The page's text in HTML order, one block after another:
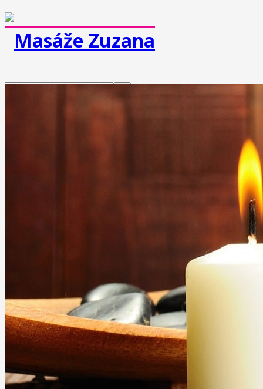
Tejpovanie (taping, kineziotaping)
Maderoterapia
Terapia rázovou vlnou
KOZMETIKA
3D mihalnice
IPL procedúry
Exilis - Telo
Exilis - Tvár